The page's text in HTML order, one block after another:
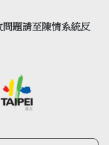
題請至陳情系統反